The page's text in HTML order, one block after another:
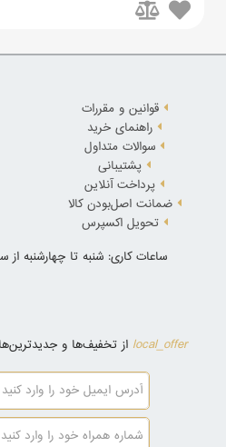
قوانین و مقررات
راهنمای خرید
سوالات متداول
پشتیبانی
پرداخت آنلاین
ضمانت اصل‌بودن کالا
تحویل اکسپرس
ساعات کاری: شنبه تا چهارشنبه از ساعت 8 صبح
local_offer از تخفیف‌ها و